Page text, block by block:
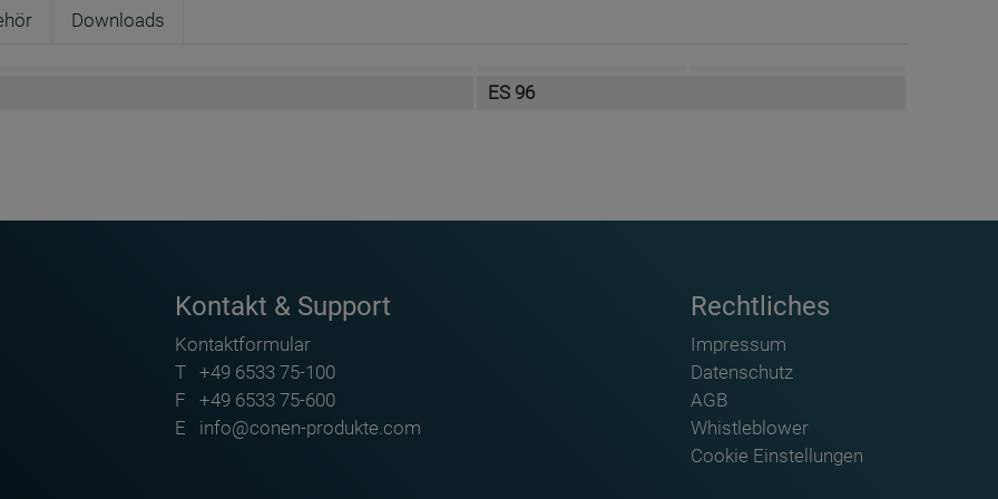
Downloads
ES 96
Conen Furniture GmbH
info@conen-produkte.com
https://www.conen-produkte.de
+49 6533 75-100
Kontakt & Support
Kontaktformular
T+49 6533 75-100
F+49 6533 75-600
E info@conen-produkte.com
Rechtliches
Impressum
Datenschutz
AGB
Whistleblower
Cookie Einstellungen